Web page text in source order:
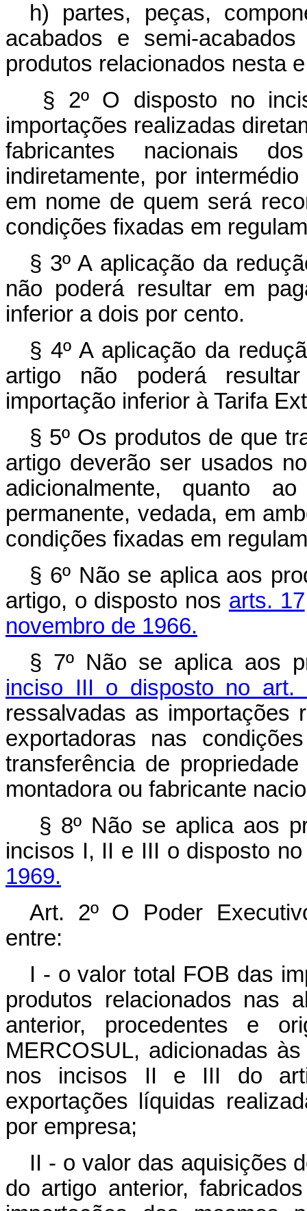
h) partes, peças,
acabados e semi-
produtos relacionados nesta
§ 2º O disposto no
importações realizadas
fabricantes nacionais
indiretamente, por
em nome de quem será
condições fixadas em
§ 3º A aplicação da
não poderá resultar em
inferior a dois por cento.
§ 4º A aplicação da
artigo não poderá
importação inferior à Tarifa
§ 5º Os produtos de que
artigo deverão ser usados
adicionalmente, quanto
permanente, vedada, em
condições fixadas em
§ 6º Não se aplica aos
artigo, o disposto nos arts. 17
novembro de 1966.
§ 7º Não se aplica aos
inciso III o disposto no art.
ressalvadas as importações
exportadoras nas
transferência de
montadora ou fabricante
§ 8º Não se aplica aos
incisos I, II e III o disposto
1969.
Art. 2º O Poder
entre:
I - o valor total FOB das
produtos relacionados nas
anterior, procedentes e
MERCOSUL, adicionadas
nos incisos II e III do
exportações líquidas
por empresa;
II - o valor das aquisições
do artigo anterior,